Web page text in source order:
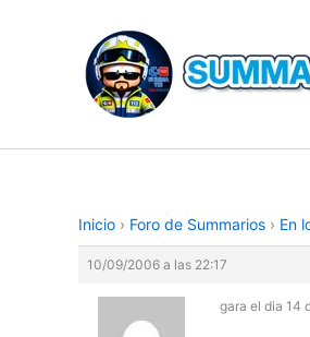
contenido
Inicio › Foro de Summarios › En
10/09/2006 a las 22:17
gara el dia 14